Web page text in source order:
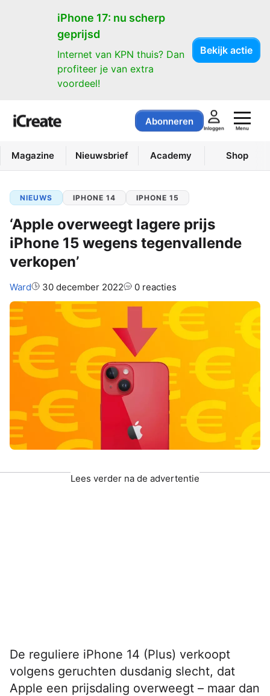
iPhone 17: nu scherp
geprijsd
Internet van KPN thuis? Dan
profiteer je van extra
voordeel!
Bekijk actie
Abonneren
Inloggen Menu
Magazine Nieuwsbrief Academy Shop
NIEUWS IPHONE 14 IPHONE 15
‘Apple overweegt lagere prijs
iPhone 15 wegens tegenvallende
verkopen’
Auteur:
Ward 30 december 2022 0 reacties
Lees verder na de advertentie
De reguliere iPhone 14 (Plus) verkoopt
volgens geruchten dusdanig slecht, dat
Apple een prijsdaling overweegt – maar dan